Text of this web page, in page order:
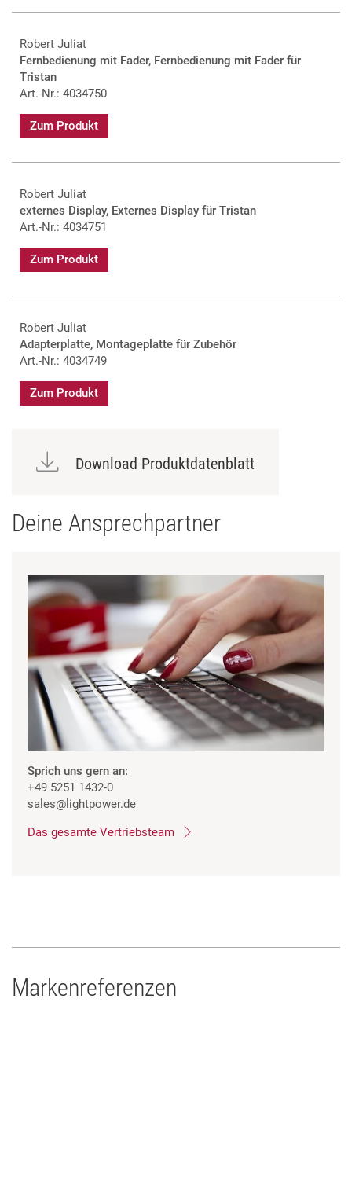
Robert Juliat
Fernbedienung mit Fader, Fernbedienung mit Fader für
Tristan
Art.-Nr.: 4034750
Zum Produkt
Robert Juliat
externes Display, Externes Display für Tristan
Art.-Nr.: 4034751
Zum Produkt
Robert Juliat
Adapterplatte, Montageplatte für Zubehör
Art.-Nr.: 4034749
Zum Produkt
Download Produktdatenblatt
Deine Ansprechpartner
Sprich uns gern an:
+49 5251 1432-0
sales@lightpower.de
Das gesamte Vertriebsteam
Markenreferenzen